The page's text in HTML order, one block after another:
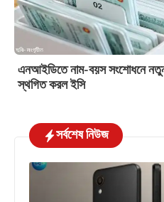
এনআইডিতে নাম-বয়স সংশোধনে
স্থগিত করল ইসি
সর্বশেষ নিউজ